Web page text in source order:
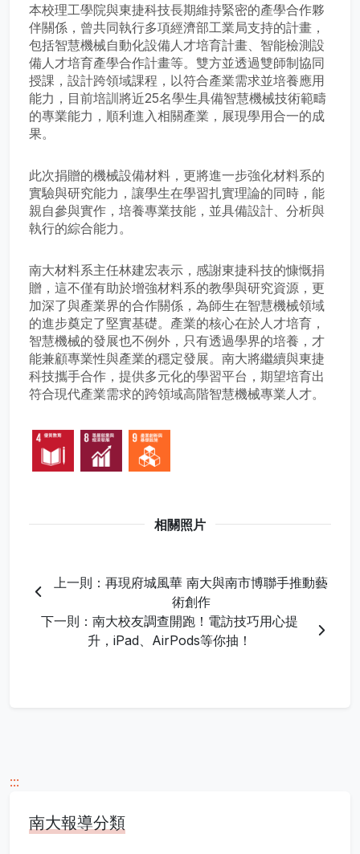
本校理工學院與東捷科技長期維持緊密的產學合作夥
伴關係，曾共同執行多項經濟部工業局支持的計畫，
包括智慧機械自動化設備人才培育計畫、智能檢測設
備人才培育產學合作計畫等。雙方並透過雙師制協同
授課，設計跨領域課程，以符合產業需求並培養應用
能力，目前培訓將近25名學生具備智慧機械技術範疇
的專業能力，順利進入相關產業，展現學用合一的成
果。
此次捐贈的機械設備材料，更將進一步強化材料系的
實驗與研究能力，讓學生在學習扎實理論的同時，能
親自參與實作，培養專業技能，並具備設計、分析與
執行的綜合能力。
南大材料系主任林建宏表示，感謝東捷科技的慷慨捐
贈，這不僅有助於增強材料系的教學與研究資源，更
加深了與產業界的合作關係，為師生在智慧機械領域
的進步奠定了堅實基礎。產業的核心在於人才培育，
智慧機械的發展也不例外，只有透過學界的培養，才
能兼顧專業性與產業的穩定發展。南大將繼續與東捷
科技攜手合作，提供多元化的學習平台，期望培育出
符合現代產業需求的跨領域高階智慧機械專業人才。
相關照片
上一則：再現府城風華 南大與南市博聯手推動藝
術創作
下一則：南大校友調查開跑！電訪技巧用心提
升，iPad、AirPods等你抽！
:::
南大報導分類